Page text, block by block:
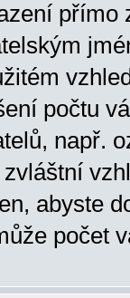
přímo
počtu
např.
abyste
počet